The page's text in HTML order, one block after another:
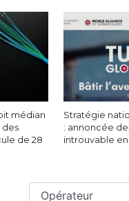
médian
des
de 28
Stratégie
: annoncée
introuvable en